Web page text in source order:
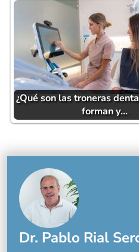
¿Qué son las troneras
forman y…
Dr. Pablo Rial